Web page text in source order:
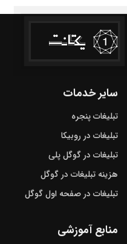
سایر خدمات
تبلیغات پنجره
تبلیغات در روبیکا
تبلیغات در گوگل‌ پلی
هزینه تبلیغات در گوگل
تبلیغات در صفحه اول گوگل
منابع آموزشی